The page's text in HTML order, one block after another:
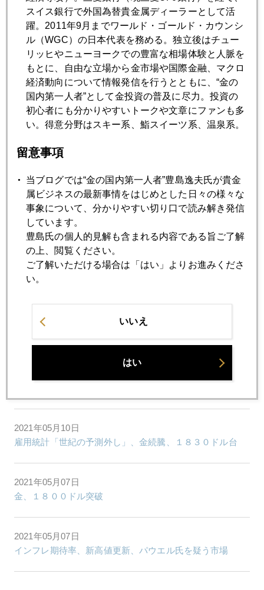
暗号資産波乱に市場翻弄、議事録発表で理性回復
2021年05月19日
「企業も公平な負担を」、覚悟のイエレン発言
2021年05月18日
金１８６０ドル台まで続騰
2021年05月17日
2021年05月14日
インフレと金
2021年05月13日
本当にインフレか
2021年05月12日
2021年05月10日
雇用統計「世紀の予測外し」、金続騰、１８３０ドル台
2021年05月07日
金、１８００ドル突破
2021年05月07日
インフレ期待率、新高値更新、パウエル氏を疑う市場
スイス銀行で外国為替貴金属ディーラーとして活
躍。2011年9月までワールド・ゴールド・カウンシ
ル（WGC）の日本代表を務める。独立後はチュー
リッヒやニューヨークでの豊富な相場体験と人脈を
もとに、自由な立場から金市場や国際金融、マクロ
経済動向について情報発信を行うとともに、“金の
国内第一人者”として金投資の普及に尽力。投資の
初心者にも分かりやすいトークや文章にファンも多
い。得意分野はスキー系、鮨スイーツ系、温泉系。
留意事項
当ブログでは“金の国内第一人者”豊島逸夫氏が貴金
属ビジネスの最新事情をはじめとした日々の様々な
事象について、分かりやすい切り口で読み解き発信
しています。
豊島氏の個人的見解も含まれる内容である旨ご了解
の上、閲覧ください。
ご了解いただける場合は「はい」よりお進みくださ
い。
いいえ
はい